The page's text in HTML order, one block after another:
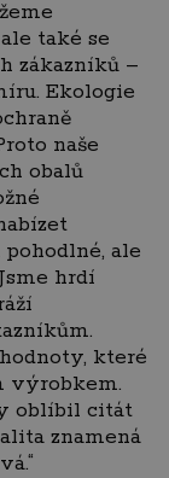
také se
zákazníků –
Ekologie
naše
obalů
ale
hrdí
které
výrobkem.
oblíbil citát
znamená